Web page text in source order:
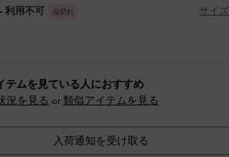
- 利用不可 品切れ サイ
テムを見ている人におすすめ
況を見る or 類似アイテムを見る
入荷通知を受け取る